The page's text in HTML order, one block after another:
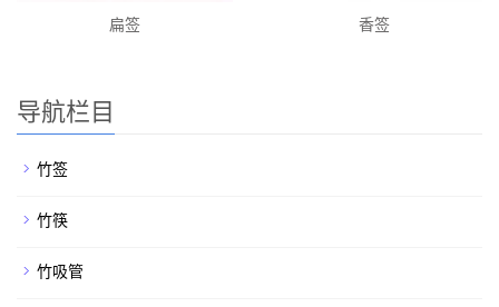
扁签 香签
导航栏目
竹签
竹筷
竹吸管